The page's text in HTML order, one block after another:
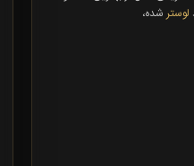
لوسترشده،